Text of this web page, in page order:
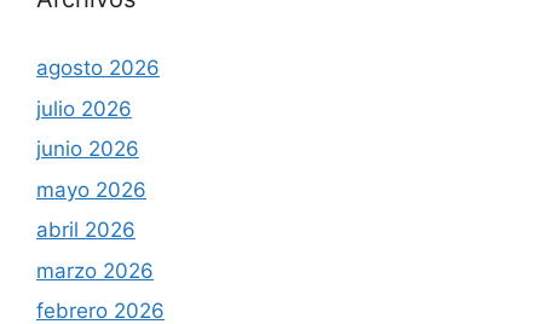
agosto 2026
julio 2026
junio 2026
mayo 2026
abril 2026
marzo 2026
febrero 2026